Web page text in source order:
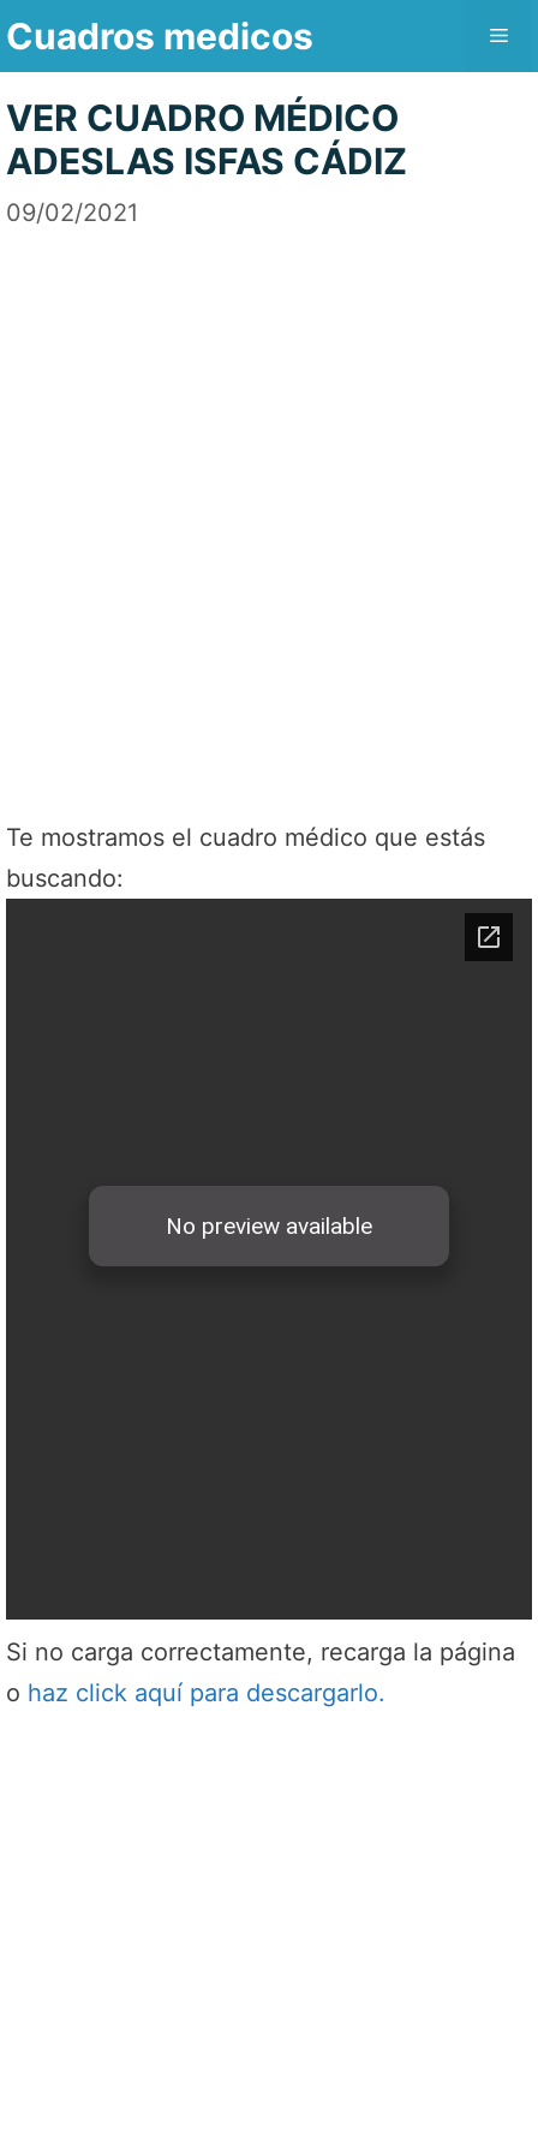
Saltar
contenido
Cuadros medicos
VER CUADRO MÉDICO
ADESLAS ISFAS CÁDIZ
09/02/2021
Te mostramos el cuadro médico que estás
buscando:
Si no carga correctamente, recarga la página
o haz click aquí para descargarlo.